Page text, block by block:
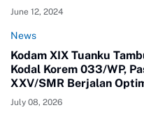
June 12, 2024
News
Kodam XIX Tuanku
Kodal Korem 033/WP,
XXV/SMR Berjalan
July 08, 2026